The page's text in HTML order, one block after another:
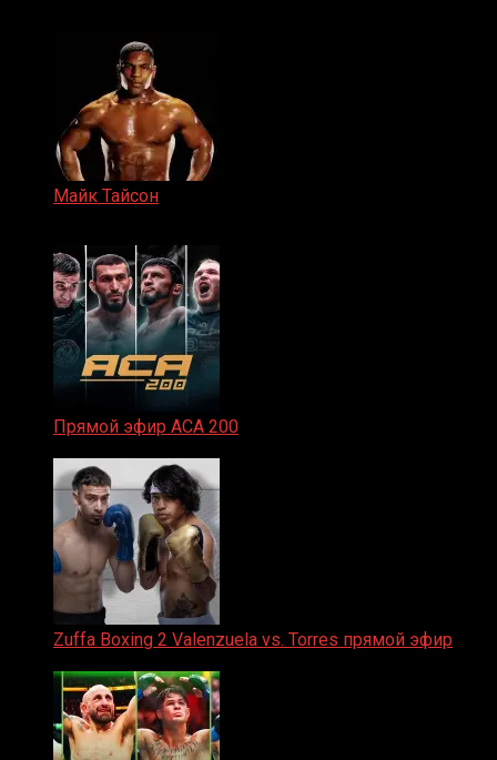
Майк Тайсон
Прямой эфир ACA 200
Zuffa Boxing 2 Valenzuela vs. Torres прямой эфир